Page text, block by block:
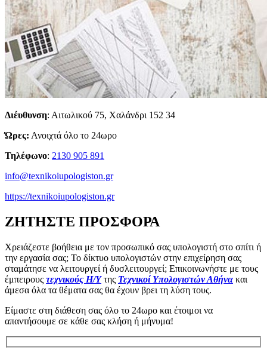
Διέυθυνση: Αιτωλικού 75, Χαλάνδρι 152 34
Ώρες: Ανοιχτά όλο το 24ωρο
Τηλέφωνο: 2130 905 891
info@texnikoiupologiston.gr
https://texnikoiupologiston.gr
ΖΗΤΗΣΤΕ ΠΡΟΣΦΟΡΑ
Χρειάζεστε βοήθεια με τον προσωπικό σας υπολογιστή στο σπίτι ή
την εργασία σας; Το δίκτυο υπολογιστών στην επιχείρηση σας
σταμάτησε να λειτουργεί ή δυσλειτουργεί; Επικοινωνήστε με τους
έμπειρους τεχνικούς Η/Υτης Τεχνικοί Υπολογιστών Αθήνα και
άμεσα όλα τα θέματα σας θα έχουν βρει τη λύση τους.
Είμαστε στη διάθεση σας όλο το 24ωρο και έτοιμοι να
απαντήσουμε σε κάθε σας κλήση ή μήνυμα!